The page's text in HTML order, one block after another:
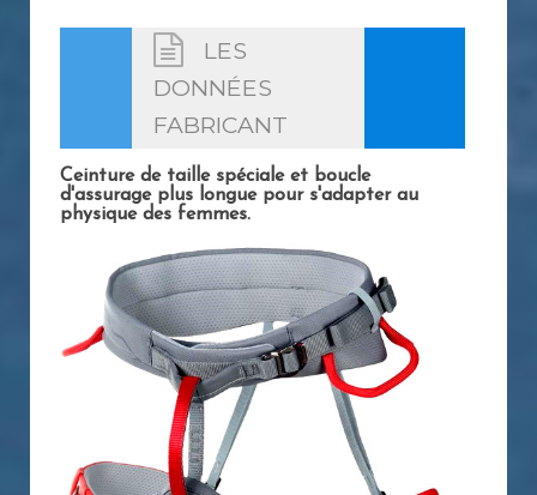
LES
DONNÉES
FABRICANT
Ceinture de taille spéciale et boucle
d'assurage plus longue pour s'adapter au
physique des femmes.